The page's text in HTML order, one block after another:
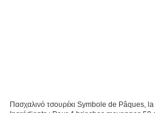
Πασχαλινό τσουρέκι Symbole de Pâques,